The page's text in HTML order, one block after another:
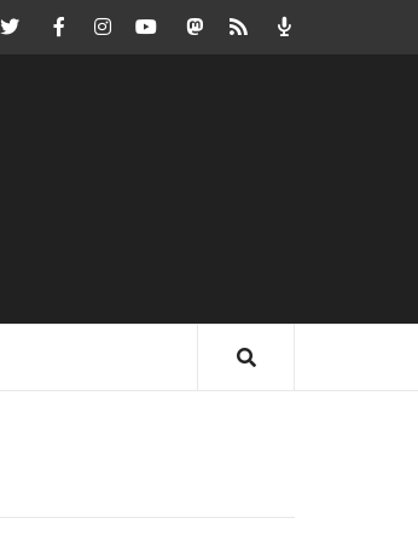
TwitterFacebookInstagramYoutubeMastodon.eus
RSS Podcast